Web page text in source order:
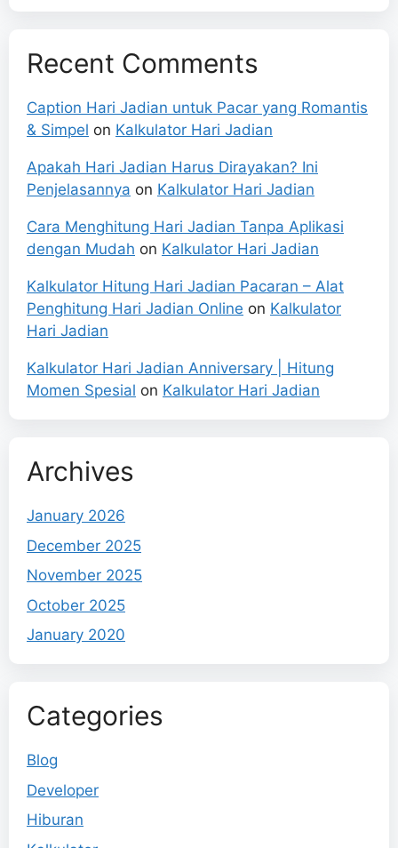
Recent Comments
Caption Hari Jadian untuk Pacar yang Romantis
& Simpel on Kalkulator Hari Jadian
Apakah Hari Jadian Harus Dirayakan? Ini
Penjelasannya on Kalkulator Hari Jadian
Cara Menghitung Hari Jadian Tanpa Aplikasi
dengan Mudah on Kalkulator Hari Jadian
Kalkulator Hitung Hari Jadian Pacaran – Alat
Penghitung Hari Jadian Online on Kalkulator
Hari Jadian
Kalkulator Hari Jadian Anniversary | Hitung
Momen Spesial on Kalkulator Hari Jadian
Archives
January 2026
December 2025
November 2025
October 2025
January 2020
Categories
Blog
Developer
Hiburan